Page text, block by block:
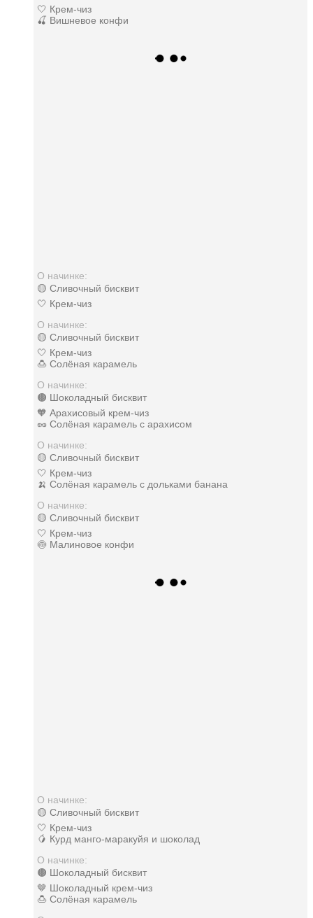
🤍 Крем-чиз
🍒 Вишневое конфи
О начинке:
🟡 Сливочный бисквит
🤍 Крем-чиз
О начинке:
🟡 Сливочный бисквит
🤍 Крем-чиз
🍮 Солёная карамель
О начинке:
🟤 Шоколадный бисквит
🧡 Арахисовый крем-чиз
🥜 Солёная карамель с арахисом
О начинке:
🟡 Сливочный бисквит
🤍 Крем-чиз
🍌 Солёная карамель с дольками банана
О начинке:
🟡 Сливочный бисквит
🤍 Крем-чиз
🍥 Малиновое конфи
О начинке:
🟡 Сливочный бисквит
🤍 Крем-чиз
🥭 Курд манго-маракуйя и шоколад
О начинке:
🟤 Шоколадный бисквит
🤎 Шоколадный крем-чиз
🍮 Солёная карамель